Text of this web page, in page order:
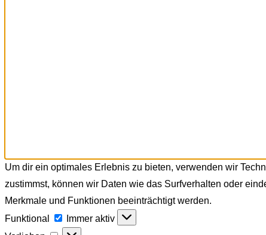
Um dir ein optimales Erlebnis zu bieten, verwenden wir
zustimmst, können wir Daten wie das Surfverhalten oder
Merkmale und Funktionen beeinträchtigt werden.
Funktional
Funktional
Immer aktiv